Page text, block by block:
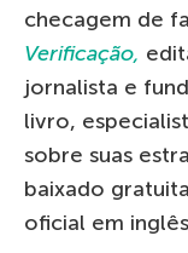
checagem de
Verificação,
jornalista e
livro,
sobre suas
baixado
oficial em